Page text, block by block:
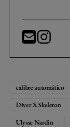
calibre automático
Diver X Skeleton
Ulysse Nardin